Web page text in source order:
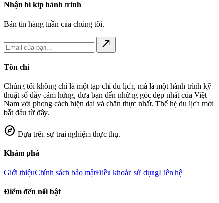
Nhận bí kíp hành trình
Bản tin hàng tuần của chúng tôi.
north_east
Tôn chỉ
Chúng tôi không chỉ là một tạp chí du lịch, mà là một hành trình kỹ
thuật số đầy cảm hứng, đưa bạn đến những góc đẹp nhất của Việt
Nam với phong cách hiện đại và chân thực nhất. Thế hệ du lịch mới
bắt đầu từ đây.
explore Dựa trên sự trải nghiệm thực thụ.
Khám phá
Giới thiệuChính sách bảo mậtĐiều khoản sử dụngLiên hệ
Điểm đến nổi bật